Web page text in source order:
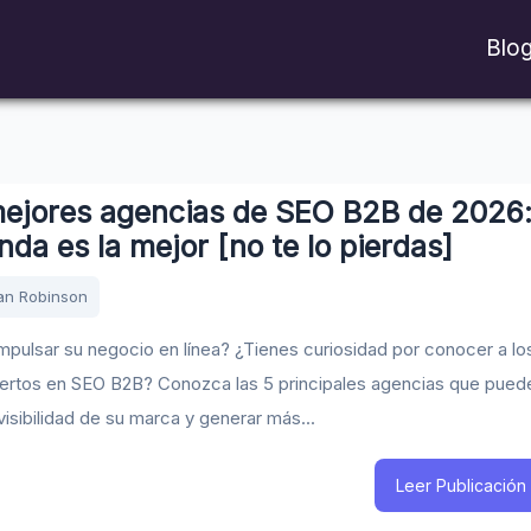
agencias de SEO B2B de
es la mejor [no te lo pierdas]
Robinson
su negocio en línea? ¿Tienes curiosidad por conocer a
en SEO B2B? Conozca las 5 principales agencias que
de su marca y generar más...
Leer Publicación